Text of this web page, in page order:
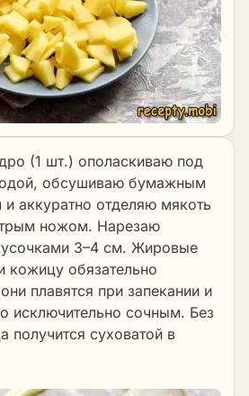
(1 шт.) ополаскиваю под
обсушиваю бумажным
и аккуратно отделяю мякоть
ножом. Нарезаю
3–4 см. Жировые
кожицу обязательно
плавятся при запекании и
исключительно сочным. Без
получится суховатой в